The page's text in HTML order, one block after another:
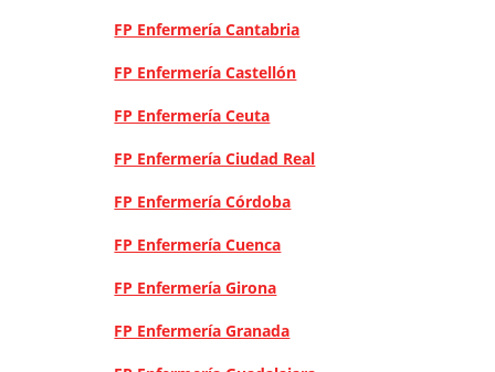
FP Enfermería Cantabria
FP Enfermería Castellón
FP Enfermería Ceuta
FP Enfermería Ciudad Real
FP Enfermería Córdoba
FP Enfermería Cuenca
FP Enfermería Girona
FP Enfermería Granada